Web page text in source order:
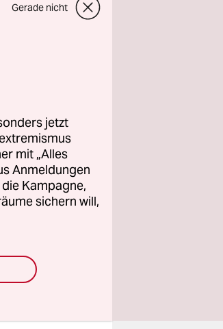
Gerade nicht
jetzt
mit „Alles
Anmeldungen
Kampagne,
sichern will,